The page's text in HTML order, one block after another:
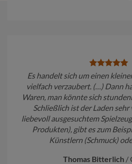
Es handelt sich um einen
vielfach verzaubert. (…) Dann
Waren, man könnte sich
Schließlich ist der Laden
liebevoll ausgesuchtem
Produkten), gibt es zum
Künstlern (Schmuck)
Thomas Bitterlich /